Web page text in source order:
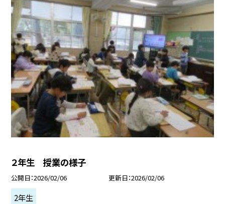
２年生 授業の様子
公開日 2026/02/06 更新日 2026/02/06
2年生